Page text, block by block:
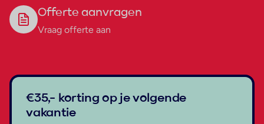
Offerte aanvragen
Vraag offerte aan
€35,- korting op je volgende
vakantie